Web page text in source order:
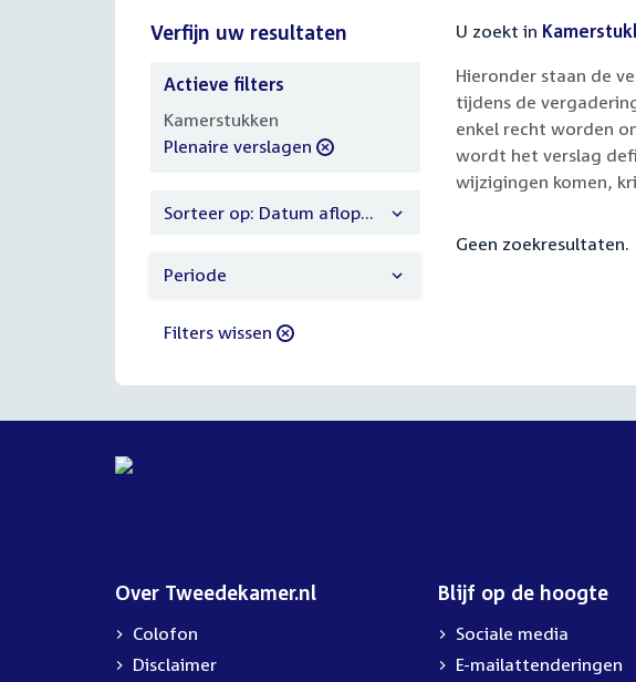
U zoekt in actieve
Verfijn uw resultaten
Hieronder staan de
tijdens de
enkel recht worden
wordt het verslag
wijzigingen komen,
Geen zoekresultaten.
Verfijn
uw
resultaten
Actieve filters
Kamerstukken
verwijder
Plenaire verslagen
Sorteer op: Datum aflopend
Periode
Filters wissen
Over Tweedekamer.nl
Colofon
Disclaimer
Blijf op de hoogte
Sociale media
E-mailattenderingen